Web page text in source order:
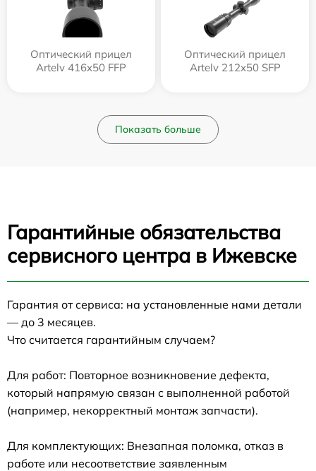
Оптический прицел
Artelv 416x50 FFP
Оптический прицел
Artelv 212x50 SFP
Показать больше
Гарантийные обязательства
сервисного центра в Ижевске
Гарантия от сервиса: на установленные нами детали
— до 3 месяцев.
Что считается гарантийным случаем?
Для работ: Повторное возникновение дефекта,
который напрямую связан с выполненной работой
(например, некорректный монтаж запчасти).
Для комплектующих: Внезапная поломка, отказ в
работе или несоответствие заявленным